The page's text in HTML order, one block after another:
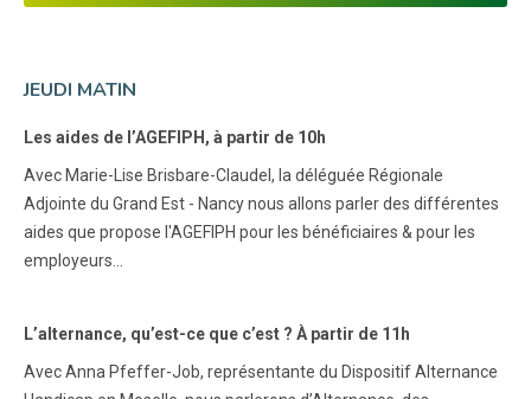
JEUDI MATIN
Les aides de l’AGEFIPH, à partir de 10h
Avec Marie-Lise Brisbare-Claudel, la déléguée Régionale
Adjointe du Grand Est - Nancy nous allons parler des différentes
aides que propose l'AGEFIPH pour les bénéficiaires & pour les
employeurs...
L’alternance, qu’est-ce que c’est ? À partir de 11h
Avec Anna Pfeffer-Job, représentante du Dispositif Alternance